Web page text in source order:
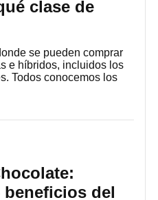
clase de
se pueden comprar
e híbridos, incluidos los
Todos conocemos los
del